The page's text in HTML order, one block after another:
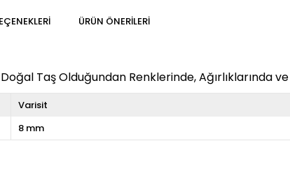
ÜRÜN ÖNERILERI
Taş Olduğundan Renklerinde, Ağırlıklarında
Varisit
8 mm